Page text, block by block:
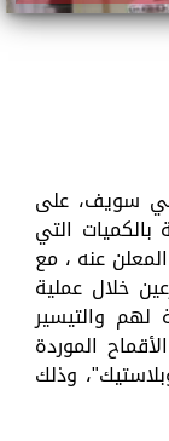
سويف، على
التي
عنه ، مع
خلال عملية
لهم والتيسير
الموردة
وذلك